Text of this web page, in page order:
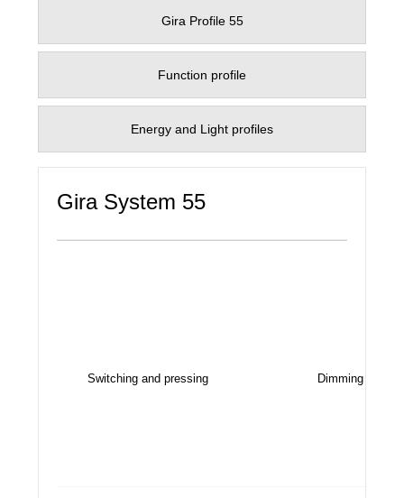
Gira Profile 55
Function profile
Energy and Light profiles
Gira System 55
Switching and pressing Dimming